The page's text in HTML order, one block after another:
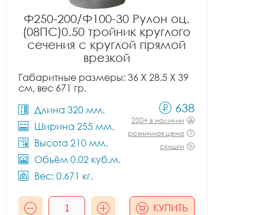
Ф250-200/Ф100-30 Рулон оц.
(08ПС)0.50 тройник круглого
сечения с круглой прямой
врезкой
Габаритные размеры: 36 X 28.5 X 39
см, вес 671 гр.
Длина 320 мм.
Ширина 255 мм.
Высота 210 мм.
Объём 0.02 куб.м.
Вес: 0.671 кг.
638
200+ в наличии
розничная цена
скидки
КУПИТЬ